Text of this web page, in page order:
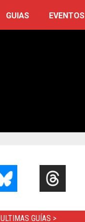
GUIAS EVENTOS
ULTIMAS GUÍAS >